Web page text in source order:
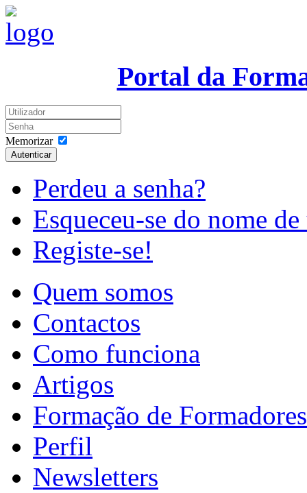
Portal da
Memorizar
Autenticar
Perdeu a senha?
Esqueceu-se do nome
Registe-se!
Quem somos
Contactos
Como funciona
Artigos
Formação de Formadores
Perfil
Newsletters